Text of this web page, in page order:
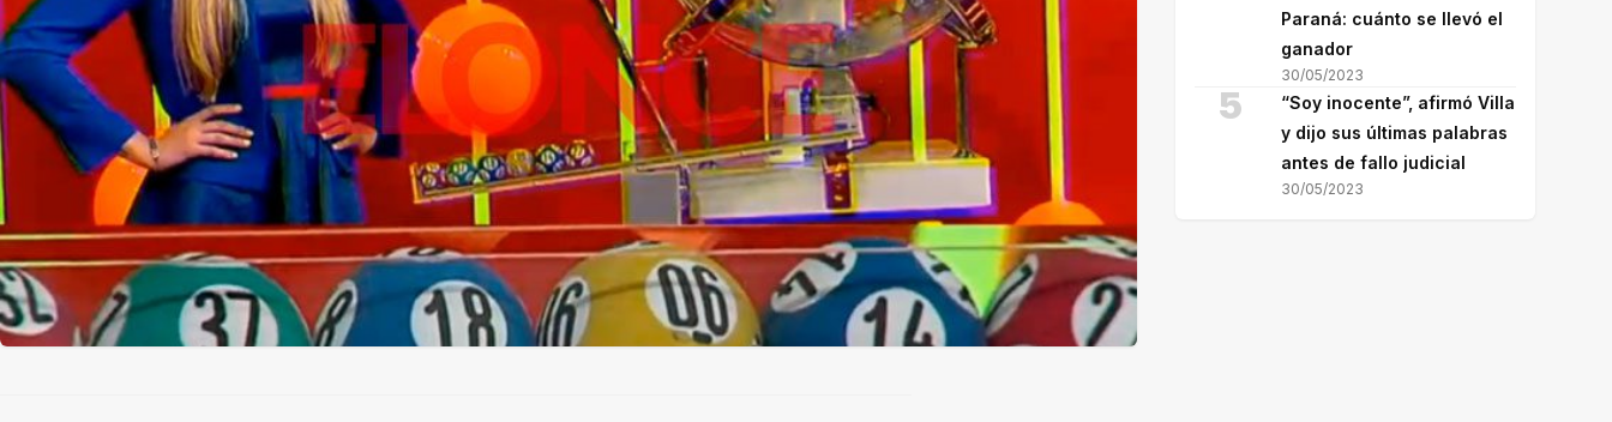
Paraná: cuánto se llevó el
ganador
30/05/2023
5
“Soy inocente”, afirmó Villa
y dijo sus últimas palabras
antes de fallo judicial
30/05/2023